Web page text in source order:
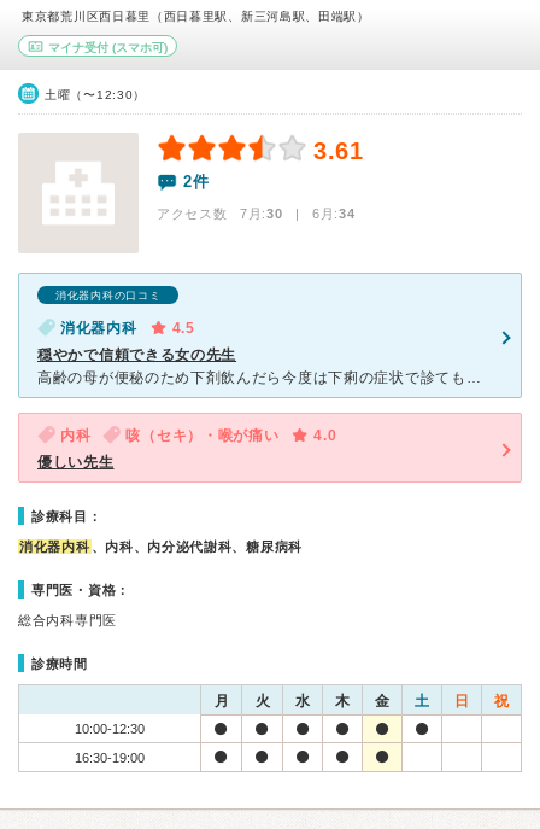
東京都荒川区西日暮里（西日暮里駅、新三河島駅、田端駅）
マイナ受付 (スマホ可)
土曜（〜12:30）
3.61
2件
アクセス数 7月:30 | 6月:34
消化器内科の口コミ
消化器内科
4.5
穏やかで信頼できる女の先生
高齢の母が便秘のため下剤飲んだら今度は下痢の症状で診てもらいました。 住宅街にあるので駐車スペースは有りません。 入り口は段差なくまた外履きのまま入れます。 受付の方も診療の補助の方も女性ですが
内科 咳（セキ）・喉が痛い
4.0
優しい先生
診療科目：
消化器内科 、内科、内分泌代謝科、糖尿病科
専門医・資格：
総合内科専門医
診療時間
月 火 水 木 金 土 日 祝
10:00-12:30
16:30-19:00